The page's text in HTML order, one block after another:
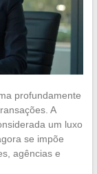
profundamente
A
um luxo
se impõe
agências e